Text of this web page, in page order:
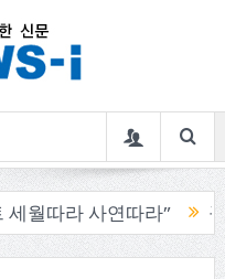
사연따라” 구리시의